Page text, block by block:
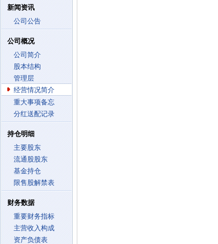
新闻资讯
公司公告
公司概况
公司简介
股本结构
管理层
经营情况简介
重大事项备忘
分红送配记录
持仓明细
主要股东
流通股股东
基金持仓
限售股解禁表
财务数据
重要财务指标
主营收入构成
资产负债表